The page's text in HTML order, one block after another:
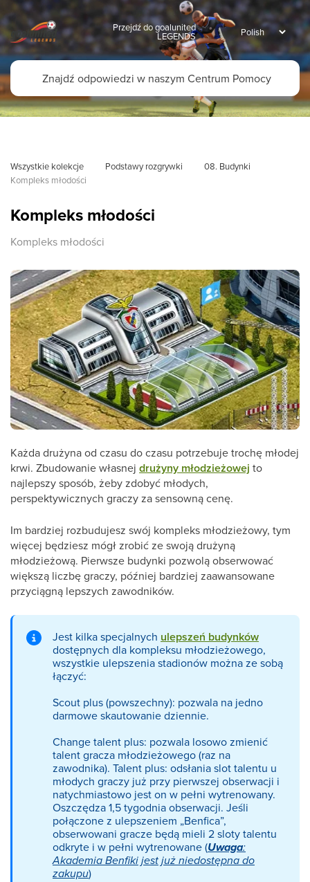
Przejdź do goalunited
LEGENDS
Wszystkie kolekcje Podstawy rozgrywki
08. Budynki
Kompleks młodości
Kompleks młodości
Kompleks młodości
Każda drużyna od czasu do czasu potrzebuje trochę młodej
krwi. Zbudowanie własnej drużyny młodzieżowej to
najlepszy sposób, żeby zdobyć młodych,
perspektywicznych graczy za sensowną cenę.
Im bardziej rozbudujesz swój kompleks młodzieżowy, tym
więcej będziesz mógł zrobić ze swoją drużyną
młodzieżową. Pierwsze budynki pozwolą obserwować
większą liczbę graczy, później bardziej zaawansowane
przyciągną lepszych zawodników.
Jest kilka specjalnych ulepszeń budynków
dostępnych dla kompleksu młodzieżowego,
wszystkie ulepszenia stadionów można ze sobą
łączyć:
Scout plus (powszechny): pozwala na jedno
darmowe skautowanie dziennie.
Change talent plus: pozwala losowo zmienić
talent gracza młodzieżowego (raz na
zawodnika). Talent plus: odsłania slot talentu u
młodych graczy już przy pierwszej obserwacji i
natychmiastowo jest on w pełni wytrenowany.
Oszczędza 1,5 tygodnia obserwacji. Jeśli
połączone z ulepszeniem „Benfica”,
obserwowani gracze będą mieli 2 sloty talentu
odkryte i w pełni wytrenowane (Uwaga:
Akademia Benfiki jest już niedostępna do
zakupu)